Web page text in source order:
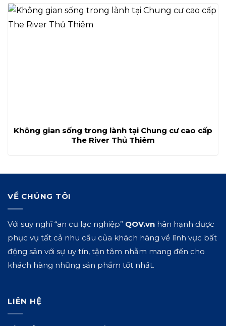
Không gian sống trong lành tại Chung cư cao cấp
The River Thủ Thiêm
VỀ CHÚNG TÔI
Với suy nghĩ “an cư lạc nghiệp” QOV.vn hân hạnh được
phục vụ tất cả nhu cầu của khách hàng về lĩnh vực bất
động sản với sự uy tín, tận tâm nhằm mang đến cho
khách hàng những sản phẩm tốt nhất.
LIÊN HỆ